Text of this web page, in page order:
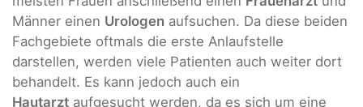
Männer einen Urologen aufsuchen. Da diese beiden
Fachgebiete oftmals die erste Anlaufstelle
darstellen, werden viele Patienten auch weiter dort
behandelt. Es kann jedoch auch ein
Hautarzt aufgesucht werden, da es sich um eine